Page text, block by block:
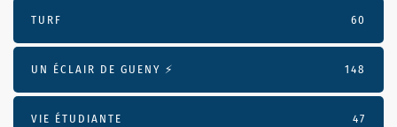
TURF 60
UN ÉCLAIR DE GUENY ⚡️ 148
VIE ÉTUDIANTE 47